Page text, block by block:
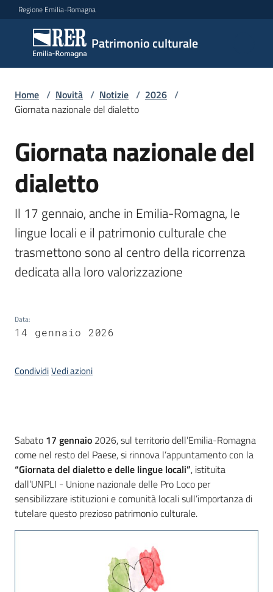
Vai al contenuto
Vai alla navigazione
Vai al footer
Regione Emilia-Romagna
Patrimonio culturale
Patrimonio
culturale
Argomenti
Novità
Servizi
Leggi
Atti
Bandi
Programmi
Progetti
Guglielmi
Seguici
su
Home / Novità / Notizie / 2026 /
Giornata nazionale del dialetto
Salta al contenuto
Giornata nazionale del
dialetto
Il 17 gennaio, anche in Emilia-Romagna, le
lingue locali e il patrimonio culturale che
trasmettono sono al centro della ricorrenza
dedicata alla loro valorizzazione
Data:
14 gennaio 2026
CondividiVedi azioni
Introduzione
Sabato 17 gennaio 2026, sul territorio dell’Emilia-Romagna
come nel resto del Paese, si rinnova l’appuntamento con la
“Giornata del dialetto e delle lingue locali”, istituita
dall’UNPLI - Unione nazionale delle Pro Loco per
sensibilizzare istituzioni e comunità locali sull’importanza di
tutelare questo prezioso patrimonio culturale.